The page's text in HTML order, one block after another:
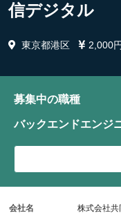
信デジタル
東京都港区 2,000
募集中の職種
バックエンドエンジ
会社名 株式会社